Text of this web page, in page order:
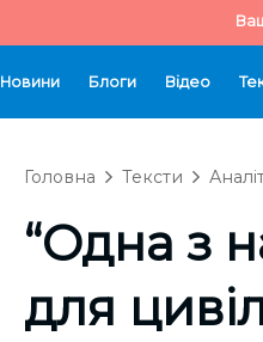
Новини Блоги Відео
Головна Тексти
“Одна з
для